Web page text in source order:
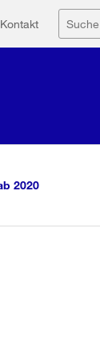
Kontakt Suche
2020